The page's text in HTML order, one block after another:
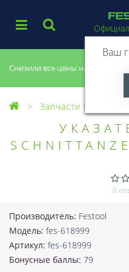
Снизили все цены на 20%, успей
Ваш
Запчасти Festool
0
Производитель: Festool
Модель: fes-618999
Артикул: fes-618999
Бонусные баллы: 79